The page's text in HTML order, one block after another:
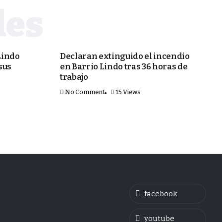
Declaran extinguido el incendio
en Barrio Lindo tras 36 horas de
trabajo
No Comment 15 Views
facebook
youtube